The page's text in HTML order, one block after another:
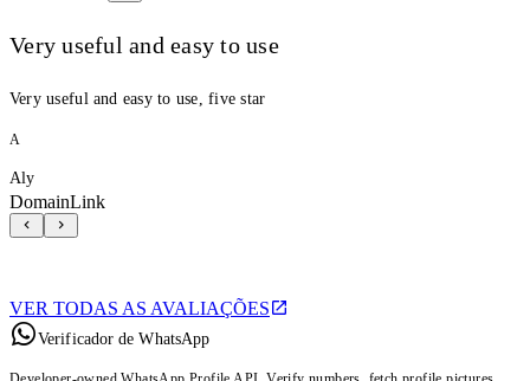
Very useful and easy to use
Very useful and easy to use, five star
A
Aly
DomainLink
VER TODAS AS AVALIAÇÕES
Verificador de WhatsApp